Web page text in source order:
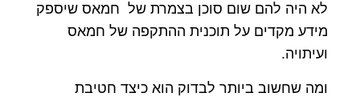
לא היה להם שום סוכן בצמרת של חמאס שיספק
מידע מקדים על תוכנית ההתקפה של חמאס
ועיתויה.
ומה שחשוב ביותר לבדוק הוא כיצד חטיבת